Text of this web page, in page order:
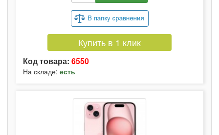
Купить в 1 клик
Код товара: 6550
На складе: есть